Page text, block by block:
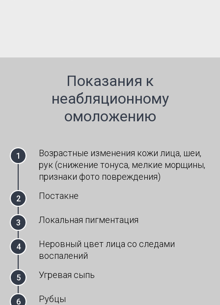
Показания к
неабляционному
омоложению
Возрастные изменения кожи лица, шеи,
рук (снижение тонуса, мелкие морщины,
признаки фото повреждения)
Постакне
Локальная пигментация
Неровный цвет лица со следами
воспалений
Угревая сыпь
Рубцы